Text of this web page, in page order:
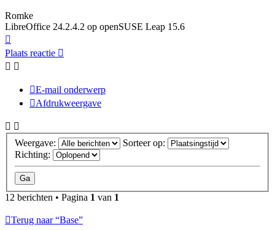
Romke
LibreOffice 24.2.4.2 op openSUSE Leap 15.6
Plaats reactie
E-mail onderwerp
Afdrukweergave
Weergave:
Sorteer op:
Richting:
12 berichten • Pagina 1 van 1
Terug naar “Base”